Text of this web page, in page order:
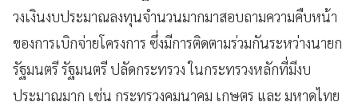
วงเงินงบประมาณลงทุนจำนวนมากมาสอบถามความคืบหน้า
ของการเบิกจ่ายโครงการ ซึ่งมีการติดตามร่วมกันระหว่างนายก
รัฐมนตรี รัฐมนตรี ปลัดกระทรวง ในกระทรวงหลักที่มีงบ
ประมาณมาก เช่น กระทรวงคมนาคม เกษตร และ มหาดไทย